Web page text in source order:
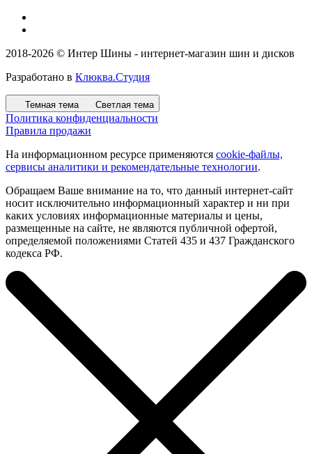
2018-2026 © Интер Шины - интернет-магазин шин и дисков
Разработано в Клюква.Студия
Темная тема Светлая тема
Политика конфиденциальности
Правила продажи
На информационном ресурсе применяются cookie-файлы,
сервисы аналитики и рекомендательные технологии.
Обращаем Ваше внимание на то, что данный интернет-сайт
носит исключительно информационный характер и ни при
каких условиях информационные материалы и цены,
размещенные на сайте, не являются публичной офертой,
определяемой положениями Статей 435 и 437 Гражданского
кодекса РФ.